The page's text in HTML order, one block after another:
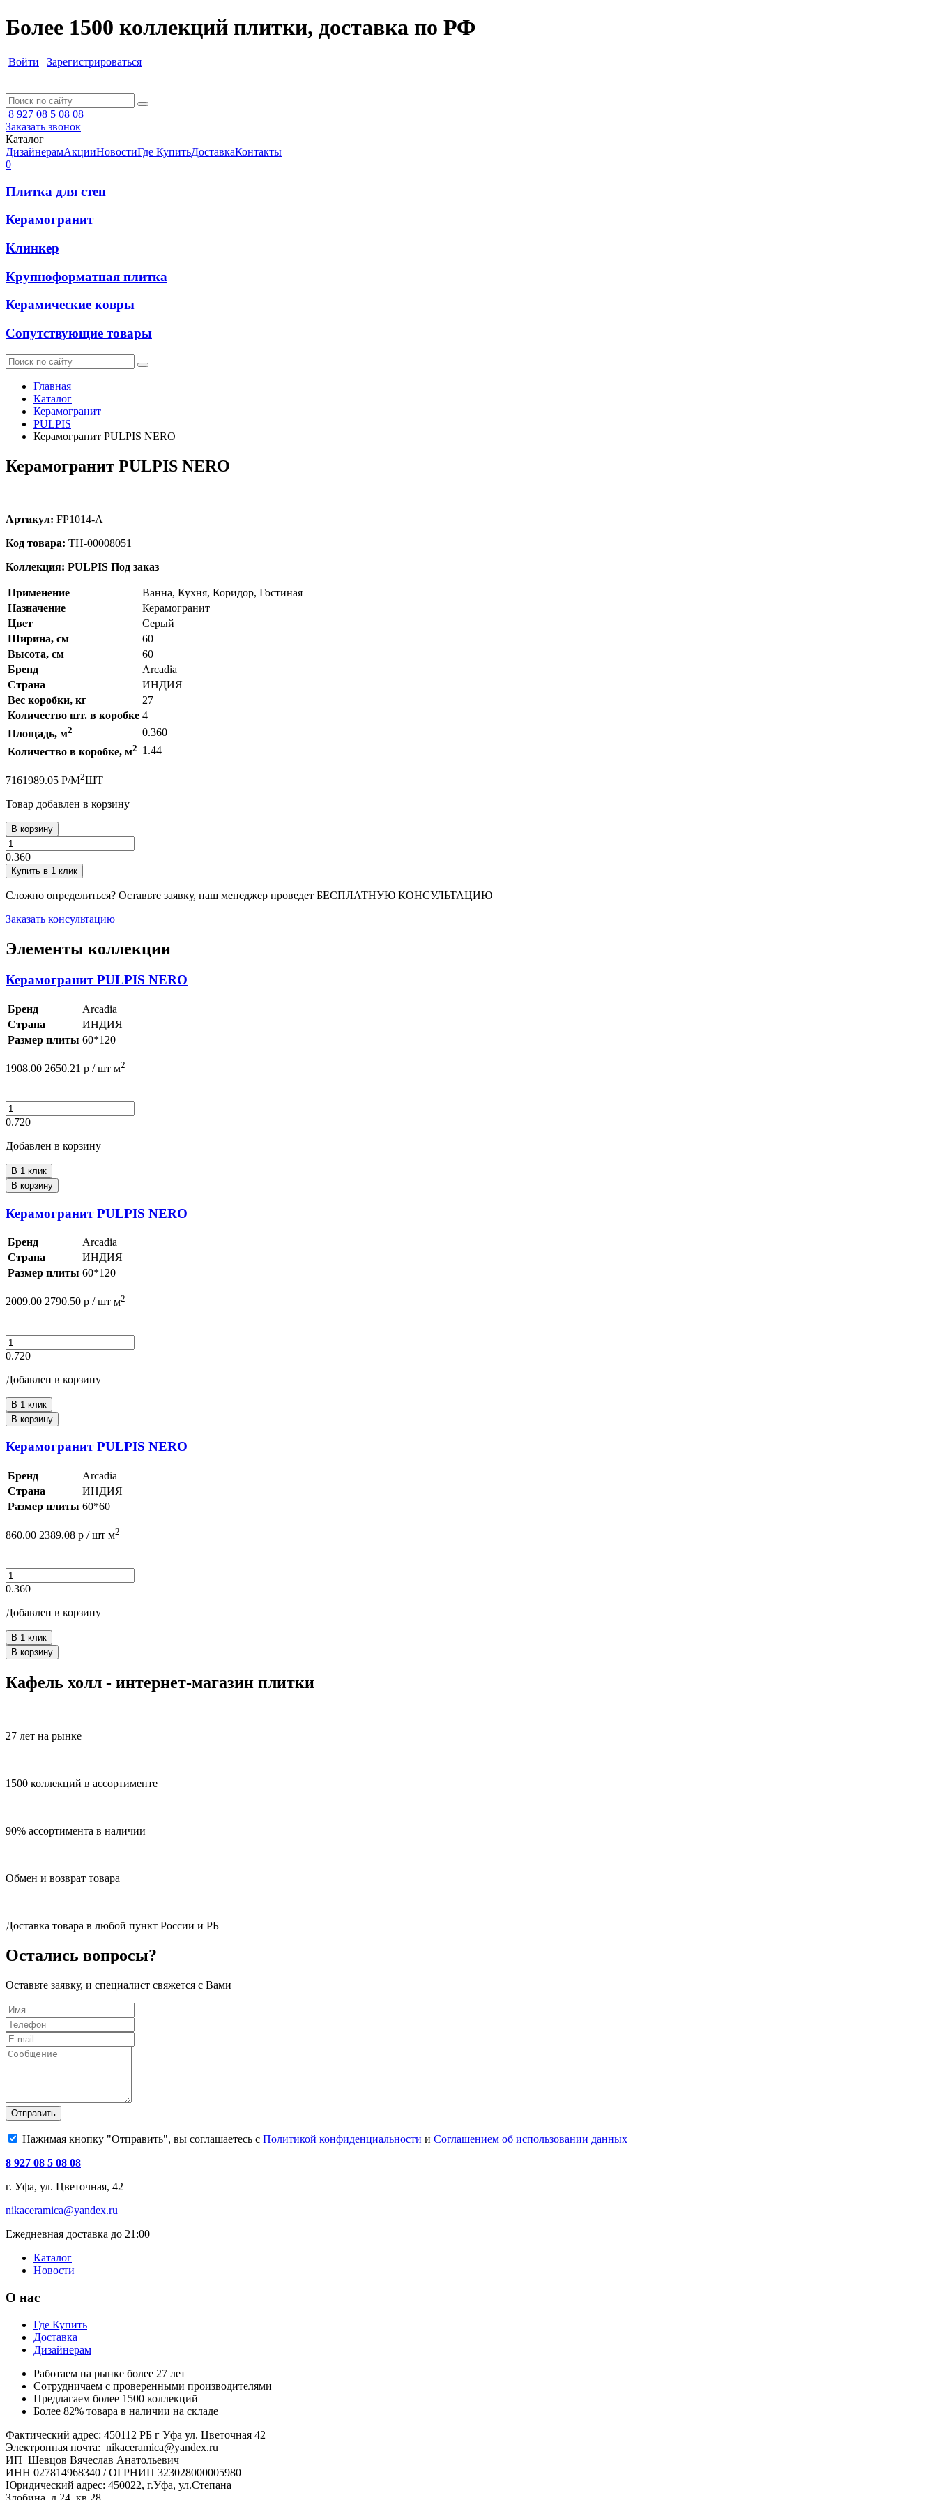
Более 1500 коллекций плитки, доставка по РФ
Войти | Зарегистрироваться
8 927 08 5 08 08
Заказать звонок
Каталог
ДизайнерамАкцииНовостиГде КупитьДоставкаКонтакты
0
Плитка для стен
Керамогранит
Клинкер
Крупноформатная плитка
Керамические ковры
Сопутствующие товары
Главная
Каталог
Керамогранит
PULPIS
Керамогранит PULPIS NERO
Керамогранит PULPIS NERO
Артикул: FP1014-A
Код товара: ТН-00008051
Коллекция: PULPIS Под заказ
Применение
Ванна, Кухня, Коридор, Гостиная
Назначение
Керамогранит
Цвет
Серый
Ширина, см
60
Высота, см
60
Бренд
Arcadia
Страна
ИНДИЯ
Вес коробки, кг
27
Количество шт. в коробке 4
Площадь, м2
0.360
Количество в коробке, м2 1.44
7161989.05 Р/М2ШТ
Товар добавлен в корзину
В корзину
0.360
Купить в 1 клик
Сложно определиться? Оставьте заявку, наш менеджер проведет БЕСПЛАТНУЮ КОНСУЛЬТАЦИЮ
Заказать консультацию
Элементы коллекции
Керамогранит PULPIS NERO
Бренд
Arcadia
Страна
ИНДИЯ
Размер плиты 60*120
1908.00 2650.21 р / шт м2
0.720
Добавлен в корзину
В 1 клик
В корзину
Керамогранит PULPIS NERO
Бренд
Arcadia
Страна
ИНДИЯ
Размер плиты 60*120
2009.00 2790.50 р / шт м2
0.720
Добавлен в корзину
В 1 клик
В корзину
Керамогранит PULPIS NERO
Бренд
Arcadia
Страна
ИНДИЯ
Размер плиты 60*60
860.00 2389.08 р / шт м2
0.360
Добавлен в корзину
В 1 клик
В корзину
Кафель холл - интернет-магазин плитки
27 лет на рынке
1500 коллекций в ассортименте
90% ассортимента в наличии
Обмен и возврат товара
Доставка товара в любой пункт России и РБ
Остались вопросы?
Оставьте заявку, и специалист свяжется с Вами
Отправить
Нажимая кнопку "Отправить", вы соглашаетесь с Политикой конфиденциальности и Соглашением об использовании данных
8 927 08 5 08 08
г. Уфа, ул. Цветочная, 42
nikaceramica@yandex.ru
Ежедневная доставка до 21:00
Каталог
Новости
О нас
Где Купить
Доставка
Дизайнерам
Работаем на рынке более 27 лет
Сотрудничаем с проверенными производителями
Предлагаем более 1500 коллекций
Более 82% товара в наличии на складе
Фактический адрес: 450112 РБ г Уфа ул. Цветочная 42
Электронная почта: nikaceramica@yandex.ru
ИП Шевцов Вячеслав Анатольевич
ИНН 027814968340 / ОГРНИП 323028000005980
Юридический адрес: 450022, г.Уфа, ул.Степана
Злобина, д.24, кв.28.